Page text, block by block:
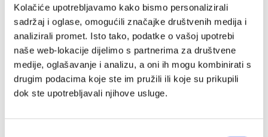
Kolačiće upotrebljavamo kako bismo personalizirali
sadržaj i oglase, omogućili značajke društvenih medija i
analizirali promet. Isto tako, podatke o vašoj upotrebi
naše web-lokacije dijelimo s partnerima za društvene
medije, oglašavanje i analizu, a oni ih mogu kombinirati s
drugim podacima koje ste im pružili ili koje su prikupili
dok ste upotrebljavali njihove usluge.
Otkrijte svakodnevno nadahnuće uz kalendare „365 dana s
Biblijom“ i „365 dana s anđelima“ – od sada na policama
svih knjižara Verbum
Kolovoy 06, 2026